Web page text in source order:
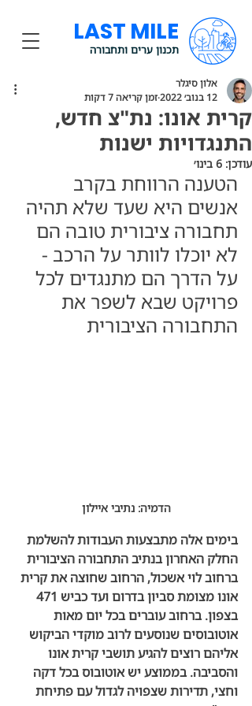
LAST MILE
תכנון ערים ותחבורה
קרית אונו: נת"צ חדש,
התנגדויות ישנות
אלון סיגלר
12 בנוב׳ 2022
זמן קריאה 7 דקות
עודכן: 6 בינו׳
הטענה הרווחת בקרב
אנשים היא שעד שלא תהיה
תחבורה ציבורית טובה הם
לא יוכלו לוותר על הרכב -
על הדרך הם מתנגדים לכל
פרויקט שבא לשפר את
התחבורה הציבורית
הדמיה: נתיבי איילון
בימים אלה מתבצעות העבודות להשלמת
החלק האחרון בנתיב התחבורה הציבורית
ברחוב לוי אשכול, הרחוב שחוצה את קרית
בצפון. ברחוב עוברים בכל יום מאות
אוטובוסים שנוסעים לרוב מוקדי הביקוש
אליהם רוצים להגיע תושבי קרית אונו
והסביבה. בממוצע יש אוטובוס בכל דקה
וחצי, תדירות שצפויה לגדול עם פתיחת